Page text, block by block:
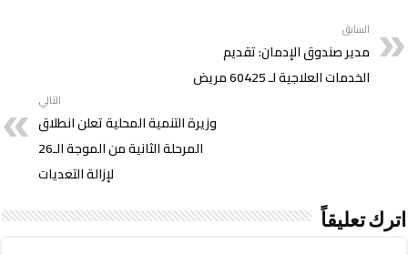
السابق
مدير صندوق الإدمان: تقديم
الخدمات العلاجية لـ 60425 مريض
التالي
وزيرة التنمية المحلية تعلن انطلاق
المرحلة الثانية من الموجة الـ26
لإزالة التعديات
اترك تعليقاً